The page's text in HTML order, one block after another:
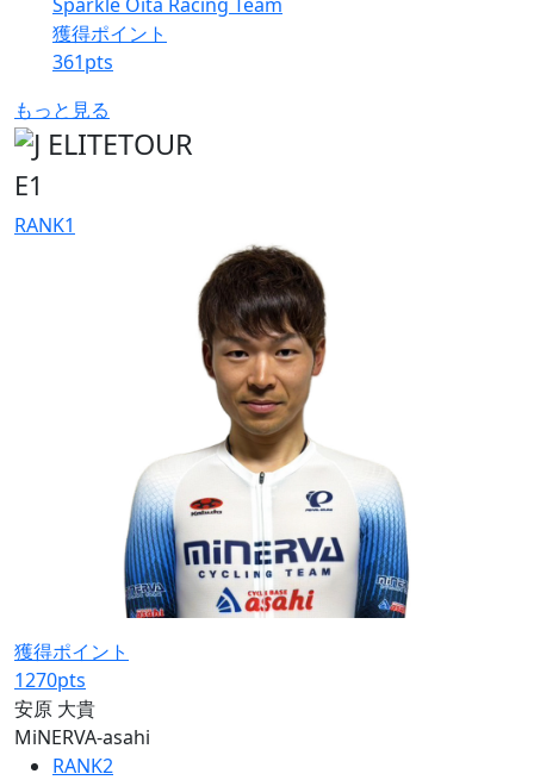
獲得ポイント
361pts
もっと見る
E1
RANK1
獲得ポイント
1270pts
安原 大貴
MiNERVA-asahi
RANK2